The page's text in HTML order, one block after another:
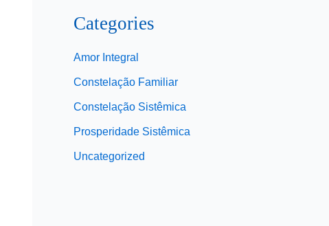
Categories
Amor Integral
Constelação Familiar
Constelação Sistêmica
Prosperidade Sistêmica
Uncategorized